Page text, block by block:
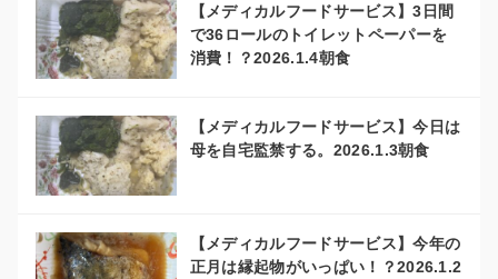
【メディカルフードサービス】3日間
で36ロールのトイレットペーパーを
消費！？2026.1.4朝食
【メディカルフードサービス】今日は
母を自宅監禁する。2026.1.3朝食
【メディカルフードサービス】今年の
正月は縁起物がいっぱい！？2026.1.2